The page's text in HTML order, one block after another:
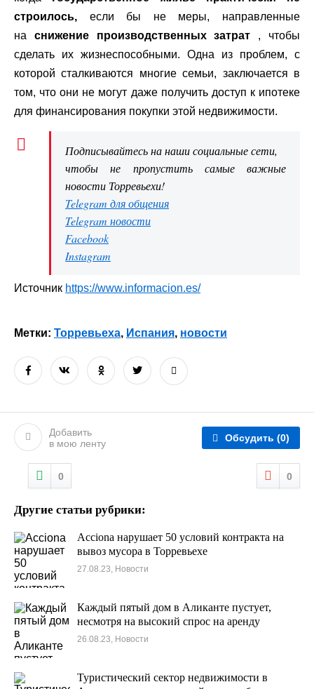
строилось, если бы не меры, направленные
на снижение производственных затрат , чтобы
сделать их жизнеспособными. Одна из проблем, с
которой сталкиваются многие семьи, заключается в
том, что они не могут даже получить доступ к ипотеке
для финансирования покупки этой недвижимости.
Подписывайтесь на наши социальные сети,
чтобы не пропустить самые важные
новости Торревьехи!
Telegram для общения
Telegram новости
Facebook
Instagram
Источник https://www.informacion.es/
Метки: Торревьеха, Испания, новости
Добавить
в мою ленту
Обсудить (0)
0 0
Другие статьи рубрики:
Acciona нарушает 50 условий контракта на
вывоз мусора в Торревьехе
27.08.23, Новости
Каждый пятый дом в Аликанте пустует,
несмотря на высокий спрос на аренду
26.08.23, Новости
Туристический сектор недвижимости в